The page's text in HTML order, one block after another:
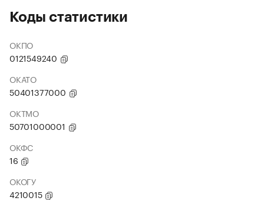
Коды статистики
ОКПО
0121549240
ОКАТО
50401377000
ОКТМО
50701000001
ОКФС
16
ОКОГУ
4210015